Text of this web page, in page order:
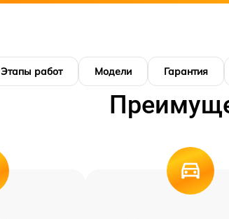
Этапы работ Модели Гарантия